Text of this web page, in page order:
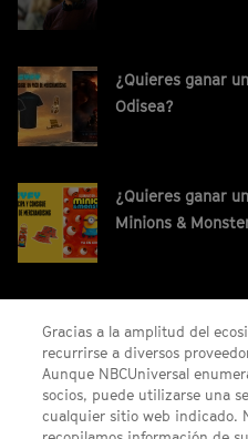
¿Quieres ganar
Odisea?
¿Quieres ganar
Minions &
Gracias a la amplitud del
recurrirse a diversos
Aunque NBCUniversal
socios, puede utilizarse una
cualquier sitio web indicado.